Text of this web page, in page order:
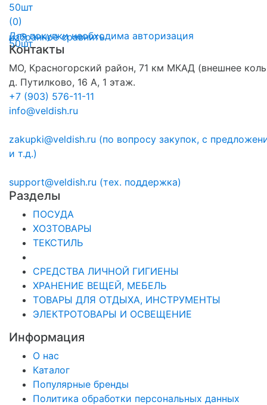
избранное сравнить
50шт
(0)
Для покупки необходима авторизация
Контакты
МО, Красногорский район, 71 км МКАД (внешнее
д. Путилково, 16 А, 1 этаж.
+7 (903) 576-11-11
info@veldish.ru
zakupki@veldish.ru (по вопросу закупок, с
и т.д.)
support@veldish.ru (тех. поддержка)
Разделы
ПОСУДА
ХОЗТОВАРЫ
ТЕКСТИЛЬ
СРЕДСТВА ЛИЧНОЙ ГИГИЕНЫ
ХРАНЕНИЕ ВЕЩЕЙ, МЕБЕЛЬ
ТОВАРЫ ДЛЯ ОТДЫХА, ИНСТРУМЕНТЫ
ЭЛЕКТРОТОВАРЫ И ОСВЕЩЕНИЕ
Информация
О нас
Каталог
Популярные бренды
Политика обработки персональных данных